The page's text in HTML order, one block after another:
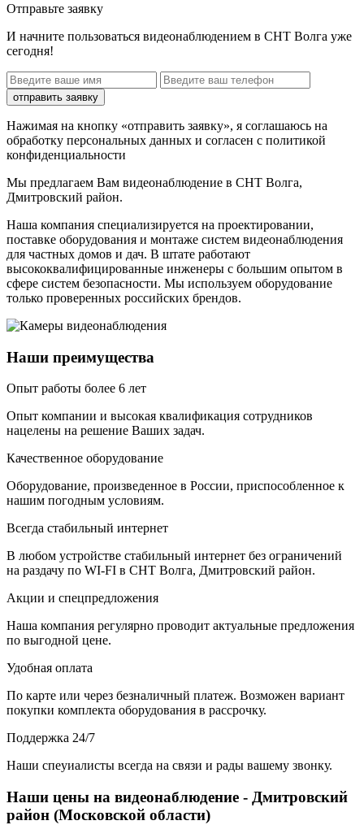
Отправьте заявку
И начните пользоваться видеонаблюдением в СНТ Волга уже
сегодня!
отправить заявку
Нажимая на кнопку «отправить заявку», я соглашаюсь на
обработку персональных данных и согласен с политикой
конфиденциальности
Мы предлагаем Вам видеонаблюдение в СНТ Волга,
Дмитровский район.
Наша компания специализируется на проектировании,
поставке оборудования и монтаже систем видеонаблюдения
для частных домов и дач. В штате работают
высококвалифицированные инженеры с большим опытом в
сфере систем безопасности. Мы используем оборудование
только проверенных российских брендов.
Наши преимущества
Опыт работы более 6 лет
Опыт компании и высокая квалификация сотрудников
нацелены на решение Ваших задач.
Качественное оборудование
Оборудование, произведенное в России, приспособленное к
нашим погодным условиям.
Всегда стабильный интернет
В любом устройстве стабильный интернет без ограничений
на раздачу по WI-FI в СНТ Волга, Дмитровский район.
Акции и спецпредложения
Наша компания регулярно проводит актуальные предложения
по выгодной цене.
Удобная оплата
По карте или через безналичный платеж. Возможен вариант
покупки комплекта оборудования в рассрочку.
Поддержка 24/7
Наши спеуиалисты всегда на связи и рады вашему звонку.
Наши цены на видеонаблюдение - Дмитровский
район (Московской области)